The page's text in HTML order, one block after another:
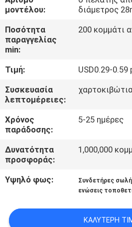
ΠΟΙΟΤΙΚΌΣ
ΈΛΕΓΧΟΣ
ΕΛΆΤΕ
ΣΕ
ΕΠΑΦΉ
ΜΕ
ΕΙΔΉΣΕΙΣ
ΠΕΡΙΠΤΏΣΕΙΣ
μοντέλου:
διάμετρος
Ποσότητα
παραγγελίας
min:
200 κομμάτι
Τιμή:
USD0.29-0.59
Συσκευασία
λεπτομέρειες:
Χρόνος
παράδοσης:
5-25 ημέρες
Δυνατότητα
προσφοράς:
1,000,000
Υψηλό φως: Συνδετήρες
ενώσεις
ΚΑΛΎΤΕΡΗ